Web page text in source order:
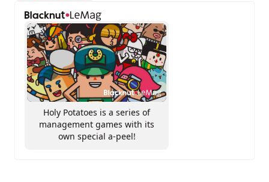
Holy Potatoes is a series of
management games with its
own special a-peel!